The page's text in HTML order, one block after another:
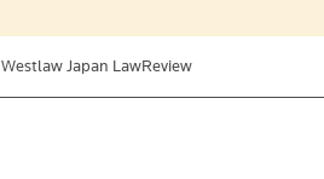
Westlaw Japan LawReview